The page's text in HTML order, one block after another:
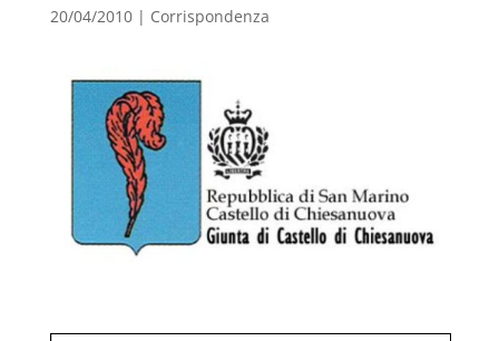
20/04/2010| Corrispondenza